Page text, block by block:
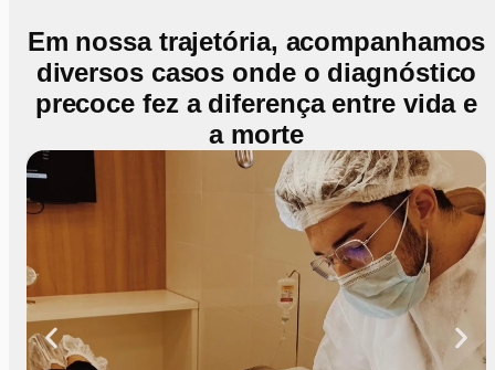
Tudo indicava uma infecção odontogênica, e foi assim que
o caso vinha sendo tratado. Mas quando ela chegou até
mim, fiz algo básico, mas essencial: parei, conversei com
calma e fiz uma anamnese simples, ouvindo atentamente
seus sintomas. E foi aí que ela mencionou um detalhe que
ninguém havia considerado: uma dormência persistente no
rosto.
Esse sintoma acendeu um alerta. Dormência não é comum
em infecções simples, pode ser sinal de algo muito mais
Em nossa trajetória, acompanhamos
diversos casos onde o diagnóstico
precoce fez a diferença entre vida e
a morte